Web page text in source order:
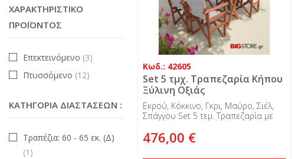
Κωδ.: 42605
Set 5 τμχ. Τραπεζαρία Κήπου
Ξύλινη Οξιάς
Εκρού, Κόκκινο, Γκρι, Μαύρο, Σιέλ,
Σπάγγου Set 5 τεμ. Τραπεζαρία με
120 x 75 εκ.
476,00 €
ΧΑΡΑΚΤΗΡΙΣΤΙΚΌ
ΠΡΟΪΌΝΤΟΣ
Επεκτεινόμενο (3)
Πτυσσόμενο (12)
ΚΑΤΗΓΟΡΊΑ ΔΙΑΣΤΆΣΕΩΝ :
Τραπέζια: 60 - 65 εκ. (Δ)
(1)